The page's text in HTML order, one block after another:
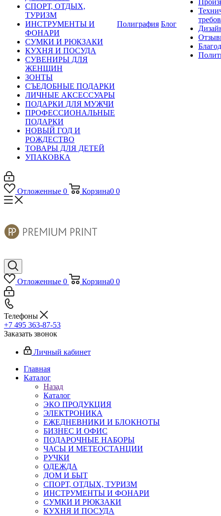
СПОРТ, ОТДЫХ,
ТУРИЗМ
ИНСТРУМЕНТЫ И
ФОНАРИ
СУМКИ И РЮКЗАКИ
КУХНЯ И ПОСУДА
СУВЕНИРЫ ДЛЯ
ЖЕНЩИН
ЗОНТЫ
СЪЕДОБНЫЕ ПОДАРКИ
ЛИЧНЫЕ АКСЕССУАРЫ
ПОДАРКИ ДЛЯ МУЖЧИ
ПРОФЕССИОНАЛЬНЫЕ
ПОДАРКИ
НОВЫЙ ГОД И
РОЖДЕСТВО
ТОВАРЫ ДЛЯ ДЕТЕЙ
УПАКОВКА
Полиграфия Блог
Отложенные 0 Корзина0 0
Отложенные 0 Корзина0 0
Телефоны
+7 495 363-87-53
Заказать звонок
Личный кабинет
Главная
Каталог
Назад
Каталог
ЭКО ПРОДУКЦИЯ
ЭЛЕКТРОНИКА
ЕЖЕДНЕВНИКИ И БЛОКНОТЫ
БИЗНЕС И ОФИС
ПОДАРОЧНЫЕ НАБОРЫ
ЧАСЫ И МЕТЕОСТАНЦИИ
РУЧКИ
ОДЕЖДА
ДОМ И БЫТ
СПОРТ, ОТДЫХ, ТУРИЗМ
ИНСТРУМЕНТЫ И ФОНАРИ
СУМКИ И РЮКЗАКИ
КУХНЯ И ПОСУДА